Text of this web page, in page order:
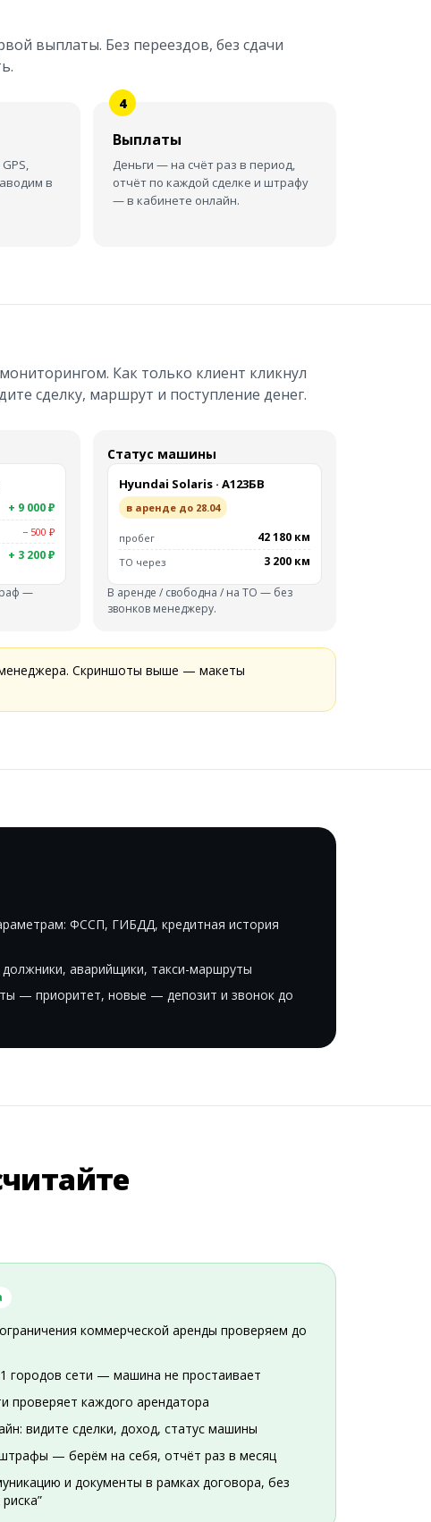
выплаты. Без переездов, без сдачи
в
Выплаты
Деньги — на счёт раз в период,
отчёт по каждой сделке и штрафу
— в кабинете онлайн.
Как только клиент кликнул
сделку, маршрут и поступление денег.
+ 9 000 ₽
− 500 ₽
+ 3 200 ₽
—
Статус машины
Hyundai Solaris · А123БВ
в аренде до 28.04
пробег 42 180 км
ТО через 3 200 км
В аренде / свободна / на ТО — без
звонков менеджеру.
Скриншоты выше — макеты
ФССП, ГИБДД, кредитная история
аварийщики, такси-маршруты
— приоритет, новые — депозит и звонок до
коммерческой аренды проверяем до
городов сети — машина не простаивает
проверяет каждого арендатора
видите сделки, доход, статус машины
— берём на себя, отчёт раз в месяц
и документы в рамках договора, без